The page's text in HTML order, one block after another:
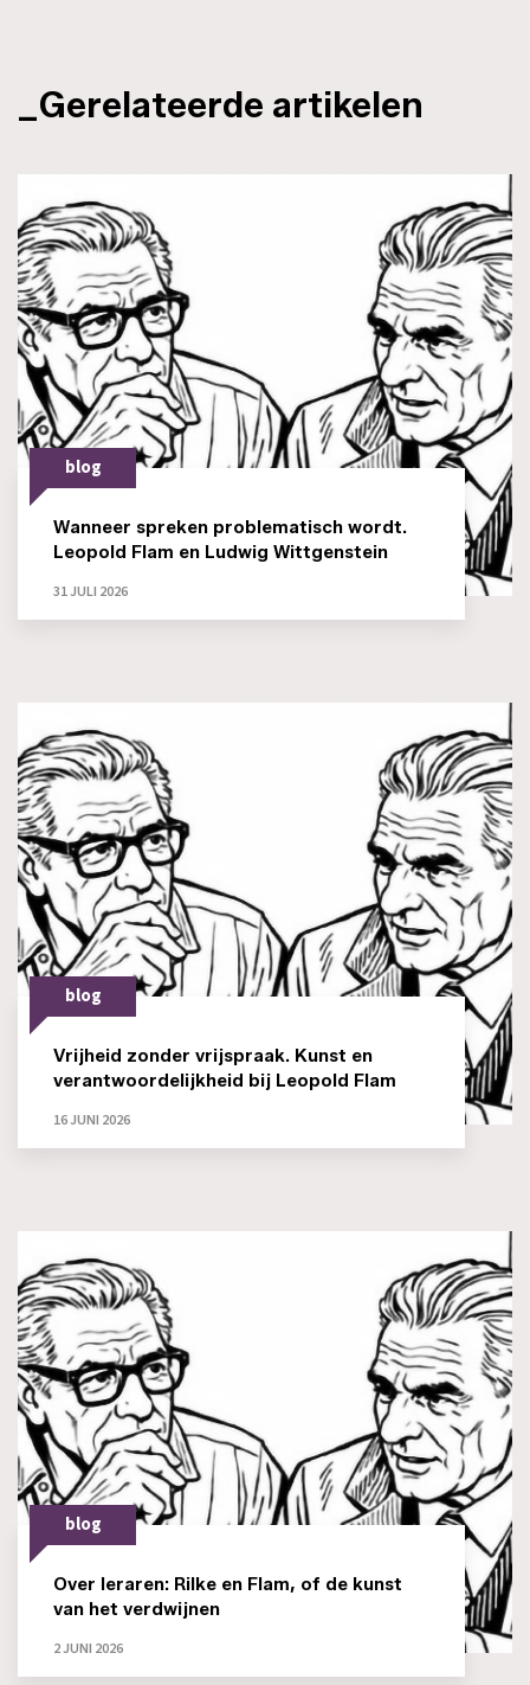
_Gerelateerde artikelen
blog
Wanneer spreken problematisch wordt.
Leopold Flam en Ludwig Wittgenstein
31 JULI 2026
blog
Vrijheid zonder vrijspraak. Kunst en
verantwoordelijkheid bij Leopold Flam
16 JUNI 2026
blog
Over leraren: Rilke en Flam, of de kunst
van het verdwijnen
2 JUNI 2026